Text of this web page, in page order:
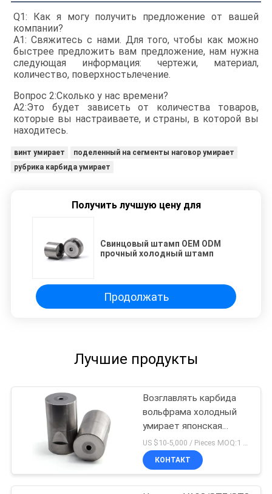
Q1: Как я могу получить предложение от вашей
компании?
A1: Свяжитесь с нами. Для того, чтобы как можно
быстрее предложить вам предложение, нам нужна
следующая информация: чертежи, материал,
количество, поверхностьлечение.
Вопрос 2:Сколько у нас времени?
А2:Это будет зависеть от количества товаров,
которые вы настраиваете, и страны, в которой вы
находитесь.
винт умирает
поделенный на сегменты наговор умирает
рубрика карбида умирает
Получить лучшую цену для
Свинцовый штамп OEM ODM
прочный холодный штамп
Продолжать
Лучшие продукты
Возглавлять карбида
вольфрама холодный
умирает японская
шестиугольная
прессформа с высокой
твердостью
US $10-5,000 / Pieces MOQ:1 шт. шт.
КОНТАКТ